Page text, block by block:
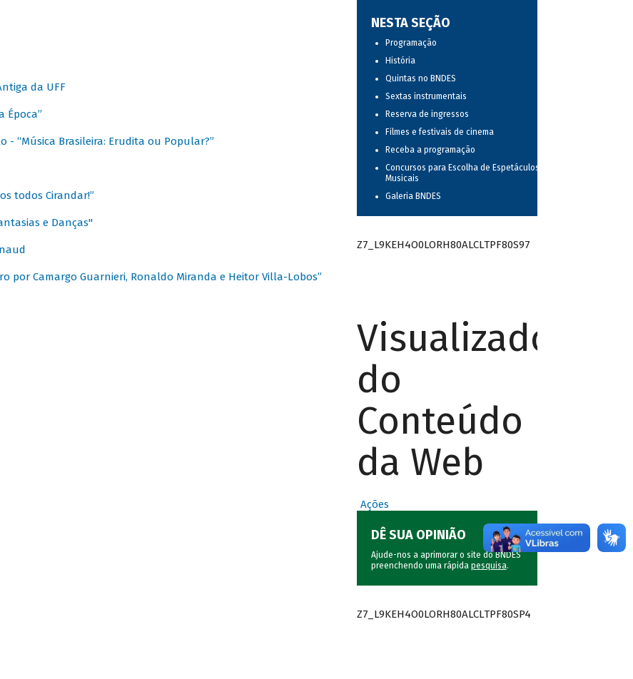
da UFF
Época”
- “Música Brasileira: Erudita ou Popular?”
todos Cirandar!”
e Danças"
por Camargo Guarnieri, Ronaldo Miranda e Heitor Villa-Lobos”
NESTA SEÇÃO
Programação
História
Quintas no BNDES
Sextas instrumentais
Reserva de ingressos
Filmes e festivais de cinema
Receba a programação
Concursos para Escolha de Espetáculos
Musicais
Galeria BNDES
Z7_L9KEH4O0LORH80ALCLTPF80S97
Visualizador
do
Conteúdo
da Web
Ações
DÊ SUA OPINIÃO
Ajude-nos a aprimorar o site do BNDES
preenchendo uma rápida pesquisa.
Z7_L9KEH4O0LORH80ALCLTPF80SP4